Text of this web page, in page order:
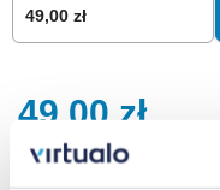
49,00 zł
49,00 zł